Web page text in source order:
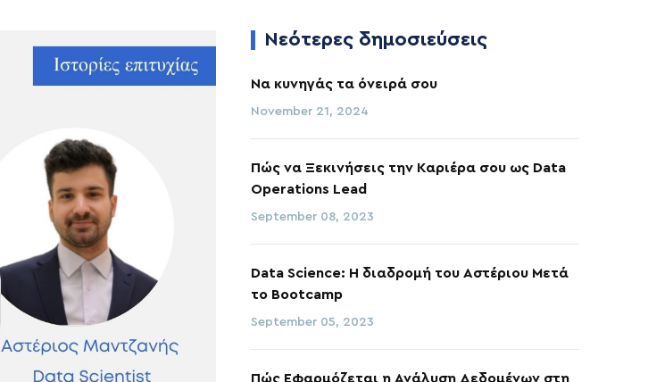
Νεότερες δημοσιεύσεις
Να κυνηγάς τα όνειρά σου
November 21, 2024
Πώς να Ξεκινήσεις την Καριέρα σου ως Data
Operations Lead
September 08, 2023
Data Science: Η διαδρομή του Αστέριου Μετά
το Bootcamp
September 05, 2023
Πώς Εφαρμόζεται η Ανάλυση Δεδομένων στη